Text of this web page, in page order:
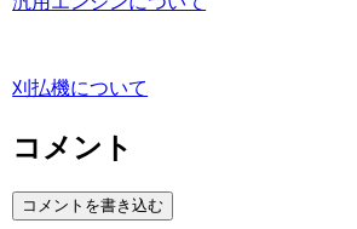
刈払機について
コメント
コメントを書き込む